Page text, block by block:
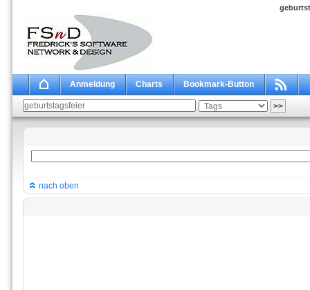
Anmeldung Charts Bookmark-Button
nach oben